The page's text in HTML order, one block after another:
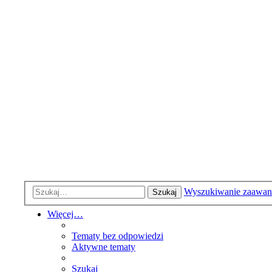
Szukaj Wyszukiwanie
Więcej…
Tematy bez odpowiedzi
Aktywne tematy
Szukaj